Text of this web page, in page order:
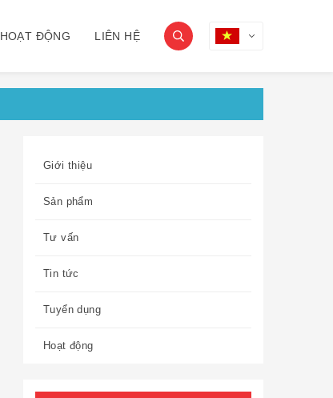
HOẠT ĐỘNG LIÊN HỆ
Giới thiệu
Sản phẩm
Tư vấn
Tin tức
Tuyển dụng
Hoạt động